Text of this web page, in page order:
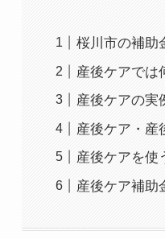
桜川市の補助
産後ケアでは
産後ケアの実
産後ケア・産
産後ケアを使
産後ケア補助